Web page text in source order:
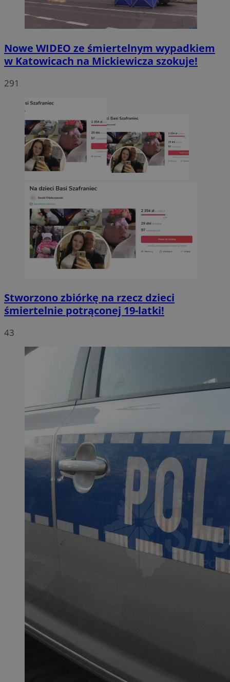
Nowe WIDEO ze śmiertelnym wypadkiem
w Katowicach na Mickiewicza szokuje!
291
Stworzono zbiórkę na rzecz dzieci
śmiertelnie potrąconej 19-latki!
43